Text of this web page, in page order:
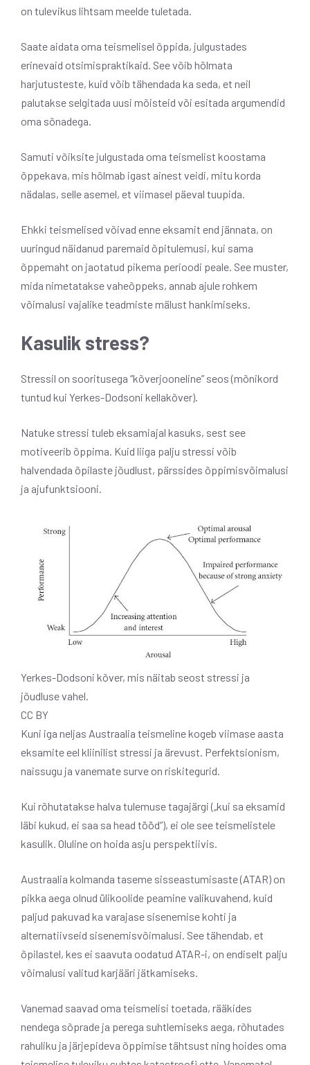
on tulevikus lihtsam meelde tuletada.
Saate aidata oma teismelisel õppida, julgustades
erinevaid otsimispraktikaid. See võib hõlmata
harjutusteste, kuid võib tähendada ka seda, et neil
palutakse selgitada uusi mõisteid või esitada argumendid
oma sõnadega.
Samuti võiksite julgustada oma teismelist koostama
õppekava, mis hõlmab igast ainest veidi, mitu korda
nädalas, selle asemel, et viimasel päeval tuupida.
Ehkki teismelised võivad enne eksamit end jännata, on
uuringud näidanud paremaid õpitulemusi, kui sama
õppemaht on jaotatud pikema perioodi peale. See muster,
mida nimetatakse vaheõppeks, annab ajule rohkem
võimalusi vajalike teadmiste mälust hankimiseks.
Kasulik stress?
Stressil on sooritusega “kõverjooneline” seos (mõnikord
tuntud kui Yerkes-Dodsoni kellakõver).
Natuke stressi tuleb eksamiajal kasuks, sest see
motiveerib õppima. Kuid liiga palju stressi võib
halvendada õpilaste jõudlust, pärssides õppimisvõimalusi
ja ajufunktsiooni.
Yerkes-Dodsoni kõver, mis näitab seost stressi ja
jõudluse vahel.
CC BY
Kuni iga neljas Austraalia teismeline kogeb viimase aasta
eksamite eel kliinilist stressi ja ärevust. Perfektsionism,
naissugu ja vanemate surve on riskitegurid.
Kui rõhutatakse halva tulemuse tagajärgi („kui sa eksamid
läbi kukud, ei saa sa head tööd”), ei ole see teismelistele
kasulik. Oluline on hoida asju perspektiivis.
Austraalia kolmanda taseme sisseastumisaste (ATAR) on
pikka aega olnud ülikoolide peamine valikuvahend, kuid
paljud pakuvad ka varajase sisenemise kohti ja
alternatiivseid sisenemisvõimalusi. See tähendab, et
õpilastel, kes ei saavuta oodatud ATAR-i, on endiselt palju
võimalusi valitud karjääri jätkamiseks.
Vanemad saavad oma teismelisi toetada, rääkides
nendega sõprade ja perega suhtlemiseks aega, rõhutades
rahuliku ja järjepideva õppimise tähtsust ning hoides oma